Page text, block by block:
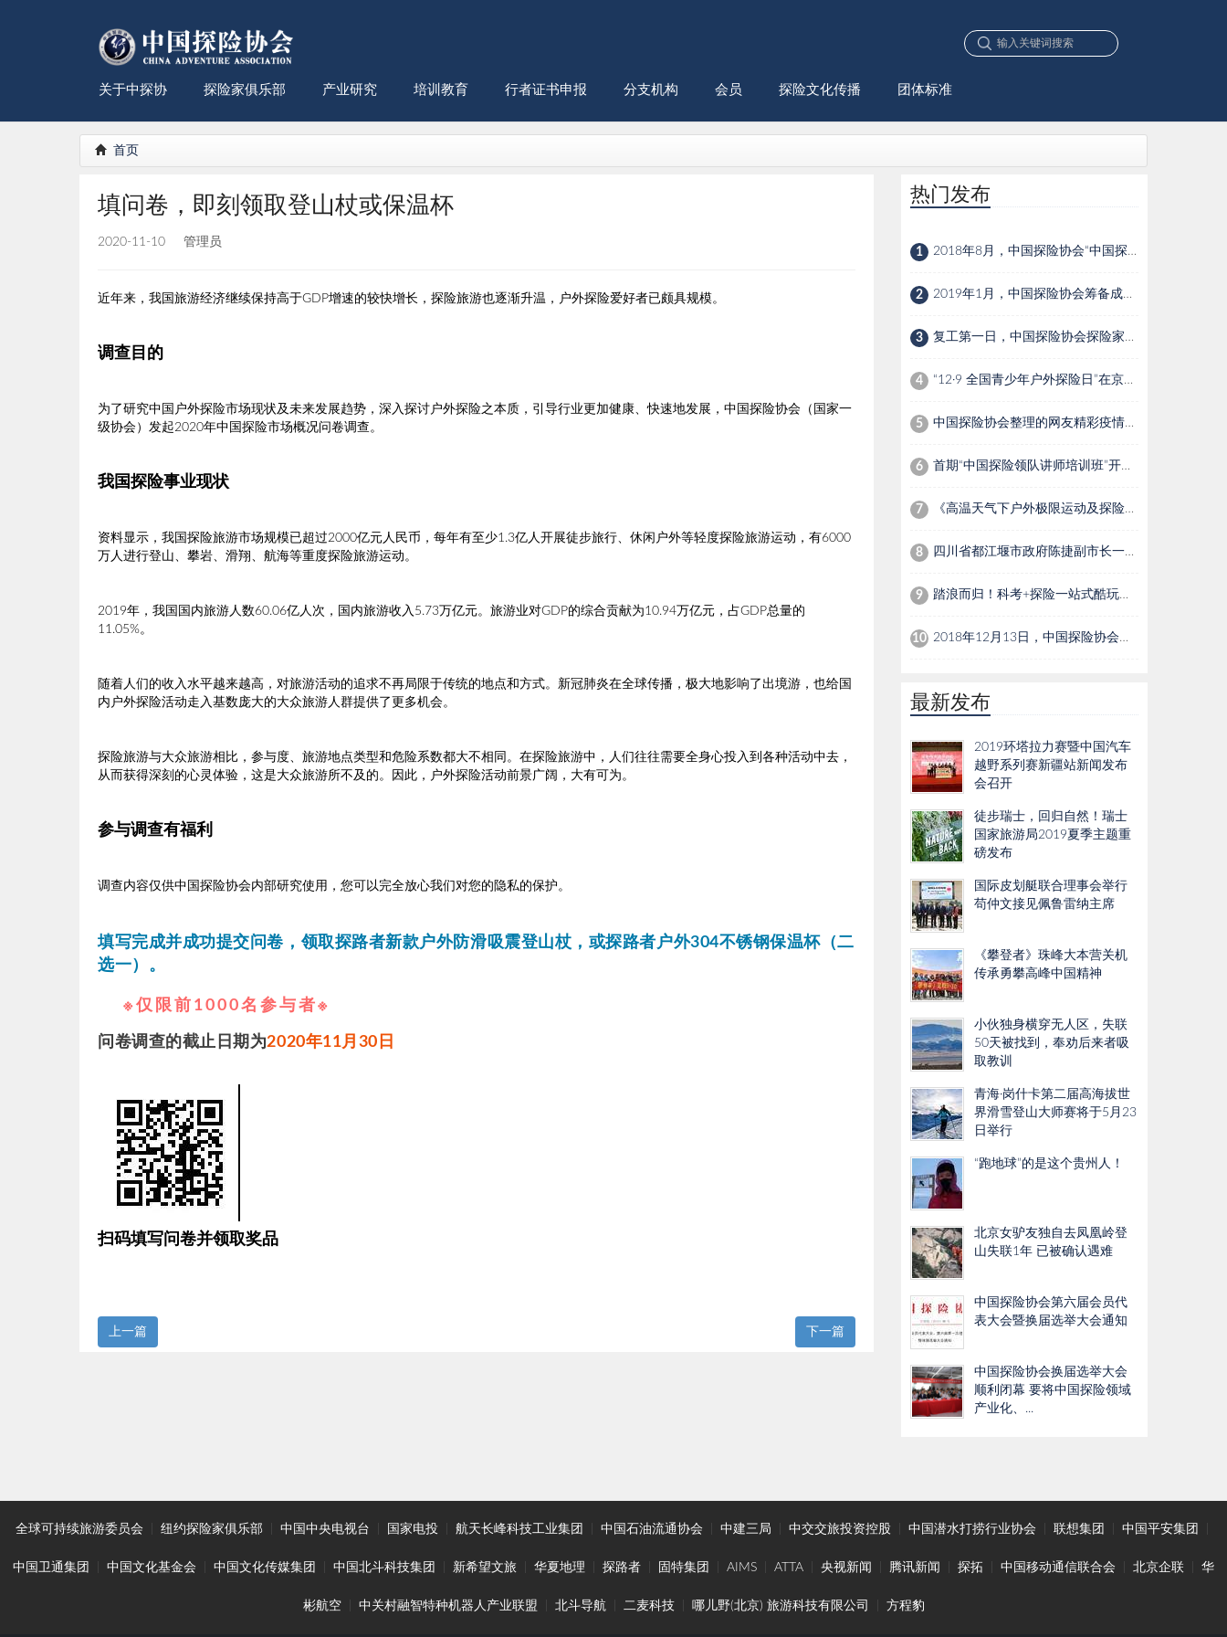
关于中探协 探险家俱乐部 产业研究 培训教育 行者证书申报 分支机构 会员 探险文化传播 团体标准
首页
填问卷，即刻领取登山杖或保温杯
2020-11-10 管理员
近年来，我国旅游经济继续保持高于GDP增速的较快增长，探险旅游也逐渐升温，户外探险爱好者已颇具规模。
调查目的
为了研究中国户外探险市场现状及未来发展趋势，深入探讨户外探险之本质，引导行业更加健康、快速地发展，中国探险协会（国家一
级协会）发起2020年中国探险市场概况问卷调查。
我国探险事业现状
资料显示，我国探险旅游市场规模已超过2000亿元人民币，每年有至少1.3亿人开展徒步旅行、休闲户外等轻度探险旅游运动，有6000
万人进行登山、攀岩、滑翔、航海等重度探险旅游运动。
2019年，我国国内旅游人数60.06亿人次，国内旅游收入5.73万亿元。旅游业对GDP的综合贡献为10.94万亿元，占GDP总量的
11.05%。
随着人们的收入水平越来越高，对旅游活动的追求不再局限于传统的地点和方式。新冠肺炎在全球传播，极大地影响了出境游，也给国
内户外探险活动走入基数庞大的大众旅游人群提供了更多机会。
探险旅游与大众旅游相比，参与度、旅游地点类型和危险系数都大不相同。在探险旅游中，人们往往需要全身心投入到各种活动中去，
从而获得深刻的心灵体验，这是大众旅游所不及的。因此，户外探险活动前景广阔，大有可为。
参与调查有福利
调查内容仅供中国探险协会内部研究使用，您可以完全放心我们对您的隐私的保护。
填写完成并成功提交问卷，领取探路者新款户外防滑吸震登山杖， 或探路者户外304不锈钢保温杯（二
选一）。
※仅限前1000名参与者※
问卷调查的截止日期为2020年11月30日
扫码填写问卷并领取奖品
上一篇 下一篇
热门发布
1 2018年8月，中国探险协会“中国探险家俱乐部”成立
2 2019年1月，中国探险协会筹备成立中国探险研究院
3 复工第一日，中国探险协会探险家带你“云探险”
4 “12·9 全国青少年户外探险日”在京发布
5 中国探险协会整理的网友精彩疫情文案，温暖全在这里了！
6 首期“中国探险领队讲师培训班”开班，中国探险协会构建中国探险培训体系
7 《高温天气下户外极限运动及探险活动指南》团体标准发布
8 四川省都江堰市政府陈捷副市长一行到访中国探险协会
9 踏浪而归！科考+探险一站式酷玩体验 《青少年探险科考训练营》首战圆满收官
10 2018年12月13日，中国探险协会在北京召开第五届第五次理事会
最新发布
2019环塔拉力赛暨中国汽车
越野系列赛新疆站新闻发布
会召开
徒步瑞士，回归自然！瑞士
国家旅游局2019夏季主题重
磅发布
国际皮划艇联合理事会举行
苟仲文接见佩鲁雷纳主席
《攀登者》珠峰大本营关机
传承勇攀高峰中国精神
小伙独身横穿无人区，失联
50天被找到，奉劝后来者吸
取教训
青海·岗什卡第二届高海拔世
界滑雪登山大师赛将于5月23
日举行
“跑地球”的是这个贵州人！
北京女驴友独自去凤凰岭登
山失联1年 已被确认遇难
中国探险协会第六届会员代
表大会暨换届选举大会通知
中国探险协会换届选举大会
顺利闭幕 要将中国探险领域
产业化、...
全球可持续旅游委员会 纽约探险家俱乐部 中国中央电视台 国家电投 航天长峰科技工业集团 中国石油流通协会 中建三局 中交交旅投资控股 中国潜水打捞行业协会 联想集团 中国平安集团
中国卫通集团 中国文化基金会 中国文化传媒集团 中国北斗科技集团 新希望文旅 华夏地理 探路者 固特集团 AIMS ATTA 央视新闻 腾讯新闻 探拓 中国移动通信联合会 北京企联 华
彬航空 中关村融智特种机器人产业联盟 北斗导航 二麦科技 哪儿野(北京) 旅游科技有限公司 方程豹